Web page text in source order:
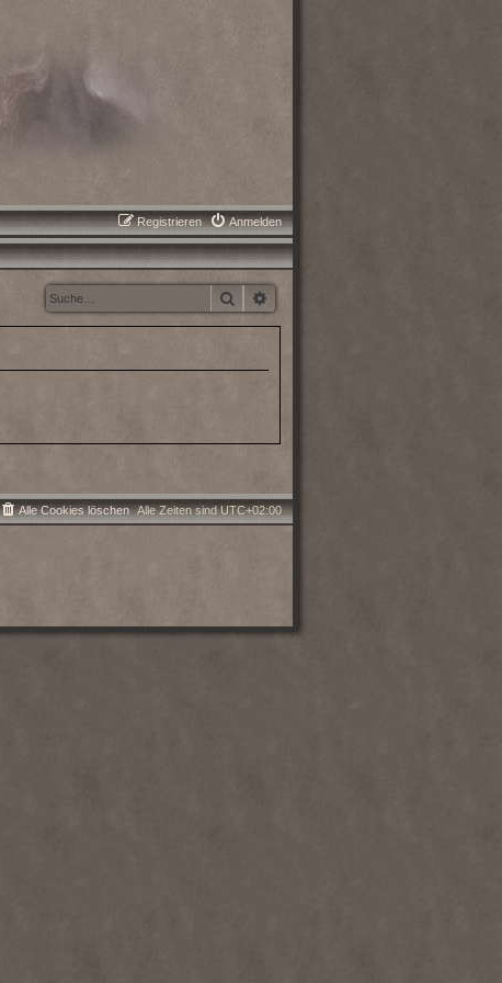
Anmelden
Registrieren
Suche
Alle Zeiten sindUTC+02:00
Alle Cookies löschen